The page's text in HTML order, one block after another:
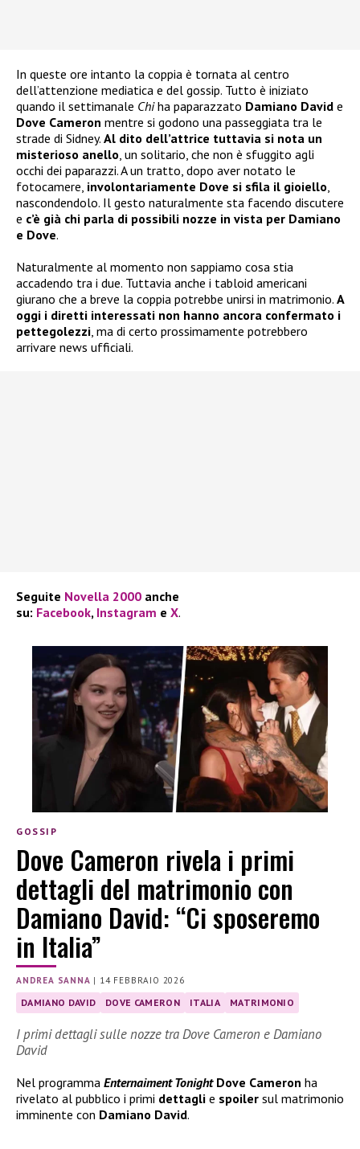
In queste ore intanto la coppia è tornata al centro
dell’attenzione mediatica e del gossip. Tutto è iniziato
quando il settimanale Chiha paparazzato Damiano David e
Dove Cameron mentre si godono una passeggiata tra le
strade di Sidney. Al dito dell’attrice tuttavia si nota un
misterioso anello, un solitario, che non è sfuggito agli
occhi dei paparazzi. A un tratto, dopo aver notato le
fotocamere, involontariamente Dove si sfila il gioiello,
nascondendolo. Il gesto naturalmente sta facendo discutere
e c’è già chi parla di possibili nozze in vista per Damiano
e Dove.
Naturalmente al momento non sappiamo cosa stia
accadendo tra i due. Tuttavia anche i tabloid americani
giurano che a breve la coppia potrebbe unirsi in matrimonio. A
oggi i diretti interessati non hanno ancora confermato i
pettegolezzi, ma di certo prossimamente potrebbero
arrivare news ufficiali.
Seguite Novella 2000 anche
su: Facebook, Instagram e X.
GOSSIP
Dove Cameron rivela i primi
dettagli del matrimonio con
Damiano David: “Ci sposeremo
in Italia”
ANDREA SANNA | 14 FEBBRAIO 2026
DAMIANO DAVID DOVE CAMERON ITALIA MATRIMONIO
I primi dettagli sulle nozze tra Dove Cameron e Damiano
David
Nel programma Enternaiment Tonight Dove Cameron ha
rivelato al pubblico i primi dettagli e spoiler sul matrimonio
imminente con Damiano David.